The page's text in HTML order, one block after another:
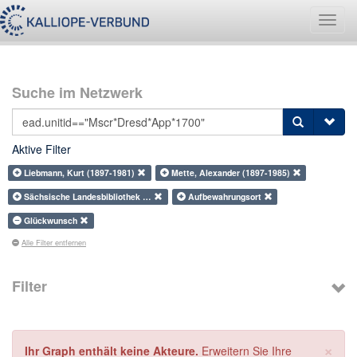
Suche im Netzwerk
Aktive Filter
Liebmann, Kurt (1897-1981)
Mette, Alexander (1897-1985)
Sächsische Landesbibliothek …
Aufbewahrungsort
Glückwunsch
Alle Filter entfernen
Filter
×
Ihr Graph enthält keine Akteure. Erweitern Sie Ihre